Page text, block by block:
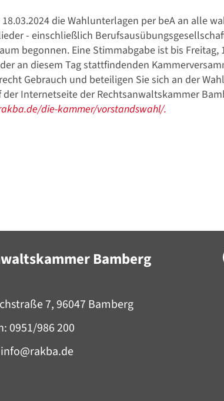
Download
die Wahlunterlagen per beA an alle
- einschließlich
begonnen. Eine Stimmabgabe ist bis Freitag,
an diesem Tag stattfindenden
Gebrauch und beteiligen Sie sich an der
der Internetseite der Rechtsanwaltskammer
die-kammer/vorstandswahl/.
Bamberg
7, 96047 Bamberg
0951/986 200
info@rakba.de